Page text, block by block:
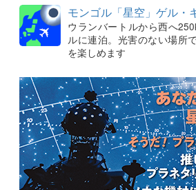
モンゴル「星空」ゲル・
ウランバートルから西へ
ルに連泊。光害のない場所
を楽しめます